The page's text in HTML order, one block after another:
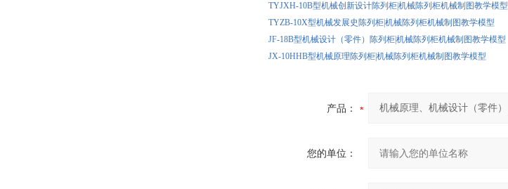
TYJXH-10B型机械创新设计陈列柜|机械陈列柜机械制图教学模型
TYZB-10X型机械发展史陈列柜|机械陈列柜机械制图教学模型
JF-18B型机械设计（零件）陈列柜|机械陈列柜机械制图教学模型
JX-10HHB型机械原理陈列柜|机械陈列柜机械制图教学模型
产品：
您的单位：